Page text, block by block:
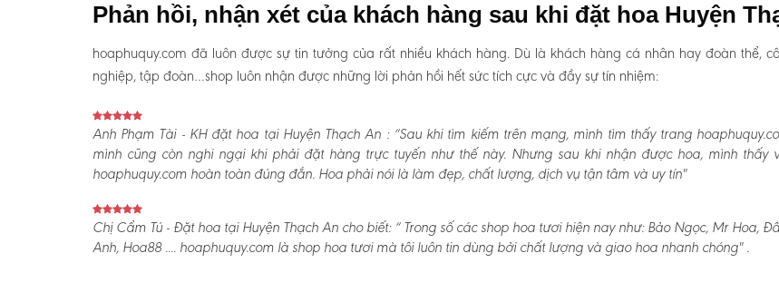
Phản hồi, nhận xét của khách hàng sau khi đặt hoa Huyện
hoaphuquy.com đã luôn được sự tin tưởng của rất nhiều khách hàng. Dù là khách hàng cá nhân hay đoàn thể,
nghiệp, tập đoàn…shop luôn nhận được những lời phản hồi hết sức tích cực và đầy sự tín nhiệm:
Anh Phạm Tài - KH đặt hoa tại Huyện Thạch An :“Sau khi tìm kiếm trên mạng, mình tìm thấy trang
mình cũng còn nghi ngại khi phải đặt hàng trực tuyến như thế này. Nhưng sau khi nhận được hoa, mình thấy
hoaphuquy.com hoàn toàn đúng đắn. Hoa phải nói là làm đẹp, chất lượng, dịch vụ tận tâm và uy tín"
Chị Cẩm Tú - Đặt hoa tại Huyện Thạch An cho biết:“ Trong số các shop hoa tươi hiện nay như: Bảo Ngọc, Mr Hoa,
Anh, Hoa88 .... hoaphuquy.com là shop hoa tươi mà tôi luôn tin dùng bởi chất lượng và giao hoa nhanh chóng" .